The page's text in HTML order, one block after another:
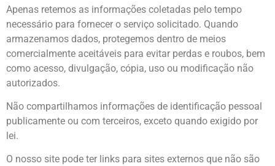
Apenas retemos as informações coletadas pelo tempo
necessário para fornecer o serviço solicitado. Quando
armazenamos dados, protegemos dentro de meios
comercialmente aceitáveis ​​para evitar perdas e roubos, bem
como acesso, divulgação, cópia, uso ou modificação não
autorizados.
Não compartilhamos informações de identificação pessoal
publicamente ou com terceiros, exceto quando exigido por
lei.
O nosso site pode ter links para sites externos que não são